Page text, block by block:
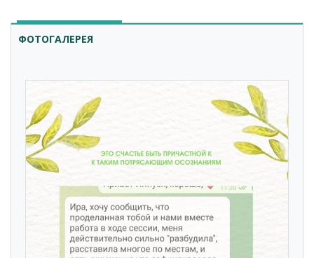
ФОТОГАЛЕРЕЯ